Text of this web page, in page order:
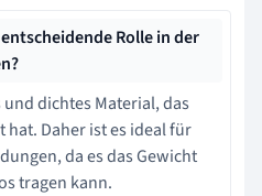
Rolle in der
dichtes Material, das
Daher ist es ideal für
da es das Gewicht
tragen kann.